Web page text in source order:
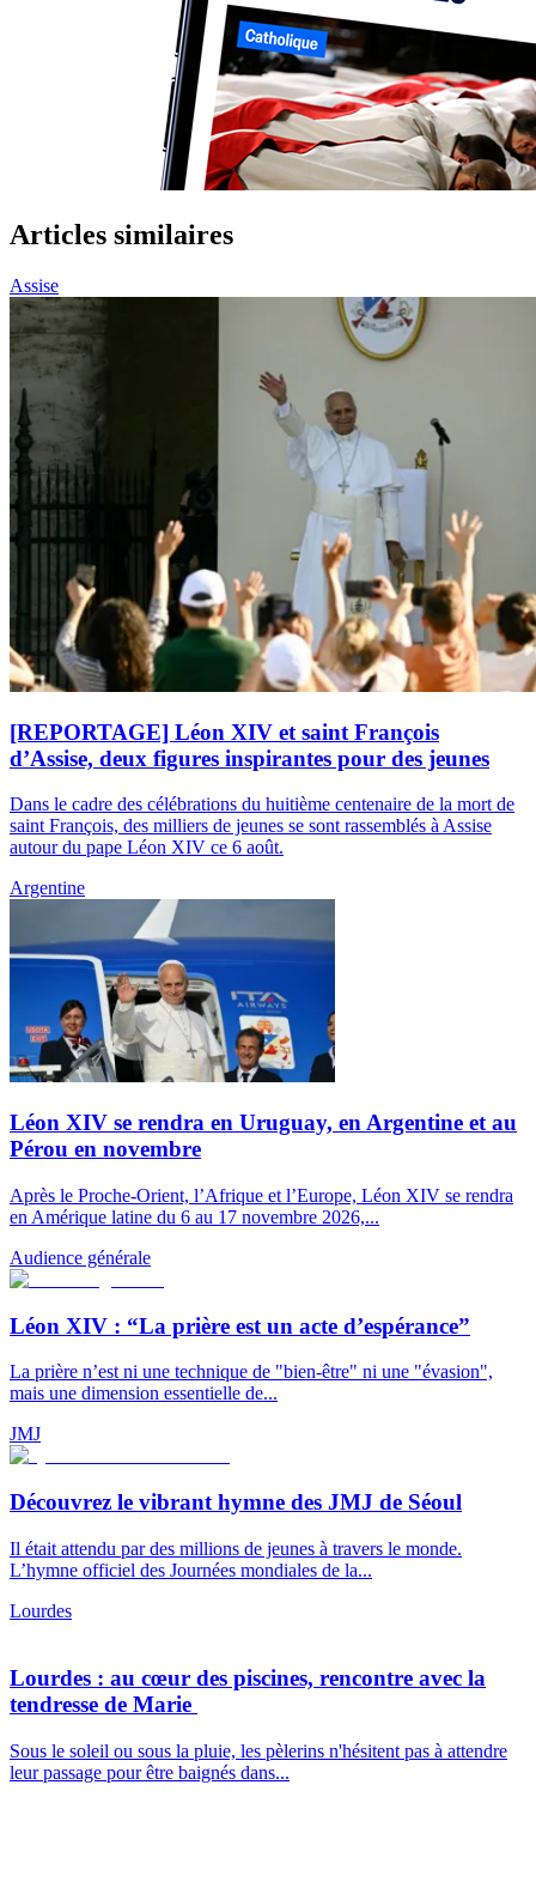
Articles similaires
Assise
[REPORTAGE] Léon XIV et saint François
d’Assise, deux figures inspirantes pour des jeunes
Dans le cadre des célébrations du huitième centenaire de la mort de
saint François, des milliers de jeunes se sont rassemblés à Assise
autour du pape Léon XIV ce 6 août.
Argentine
Léon XIV se rendra en Uruguay, en Argentine et au
Pérou en novembre
Après le Proche-Orient, l’Afrique et l’Europe, Léon XIV se rendra
en Amérique latine du 6 au 17 novembre 2026,...
Audience générale
Léon XIV : “La prière est un acte d’espérance”
La prière n’est ni une technique de "bien-être" ni une "évasion",
mais une dimension essentielle de...
JMJ
Découvrez le vibrant hymne des JMJ de Séoul
Il était attendu par des millions de jeunes à travers le monde.
L’hymne officiel des Journées mondiales de la...
Lourdes
Lourdes : au cœur des piscines, rencontre avec la
tendresse de Marie
Sous le soleil ou sous la pluie, les pèlerins n'hésitent pas à attendre
leur passage pour être baignés dans...